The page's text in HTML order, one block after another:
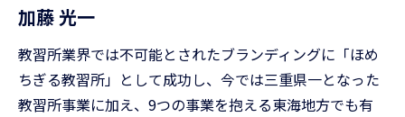
加藤 光一
教習所業界では不可能とされたブランディングに「ほめ
ちぎる教習所」として成功し、今では三重県一となった
教習所事業に加え、9つの事業を抱える東海地方でも有